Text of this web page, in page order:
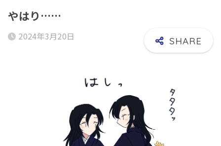
やはり……
2024年3月20日